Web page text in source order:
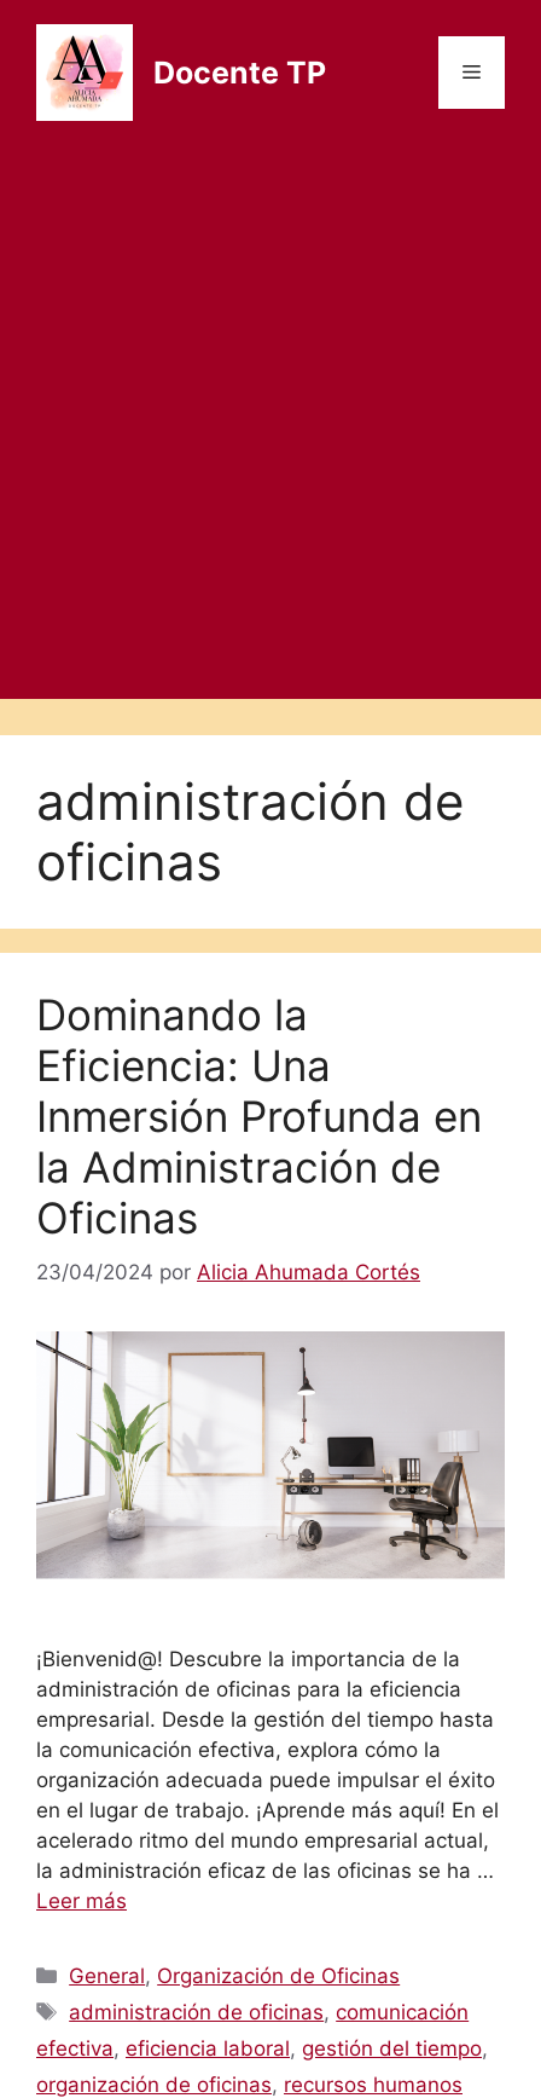
contenido
Docente TP Menú
administración de
oficinas
Dominando la
Eficiencia: Una
Inmersión Profunda en
la Administración de
Oficinas
23/04/2024 por Alicia Ahumada Cortés
¡Bienvenid@! Descubre la importancia de la
administración de oficinas para la eficiencia
empresarial. Desde la gestión del tiempo hasta
la comunicación efectiva, explora cómo la
organización adecuada puede impulsar el éxito
en el lugar de trabajo. ¡Aprende más aquí! En el
acelerado ritmo del mundo empresarial actual,
la administración eficaz de las oficinas se ha …
Leer más
Categorías
General, Organización de Oficinas
Etiquetas
administración de oficinas,comunicación
efectiva, eficiencia laboral, gestión del tiempo,
organización de oficinas, recursos humanos